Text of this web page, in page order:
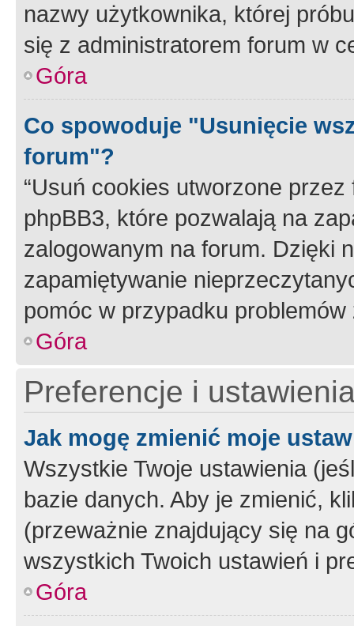
nazwy użytkownika, której
się z administratorem forum w
Góra
Co spowoduje "Usunięcie
forum"?
“Usuń cookies utworzone
phpBB3, które pozwalają na
zalogowanym na forum. Dzięki
zapamiętywanie
pomóc w przypadku
Góra
Preferencje i
Jak mogę zmienić moje
Wszystkie Twoje ustawienia
bazie danych. Aby je zmienić,
(przeważnie znajdujący się na
wszystkich Twoich ustawień i
Góra